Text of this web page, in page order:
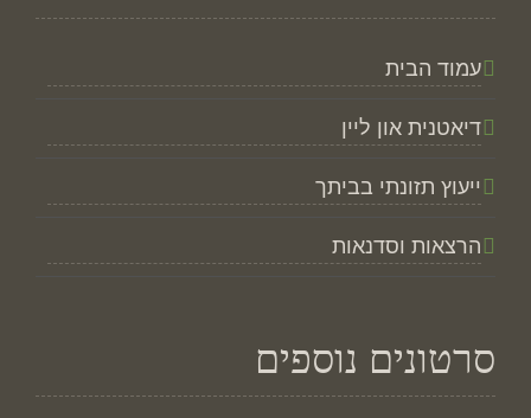
עמוד הבית
דיאטנית און ליין
ייעוץ תזונתי בביתך
הרצאות וסדנאות
סרטונים נוספים